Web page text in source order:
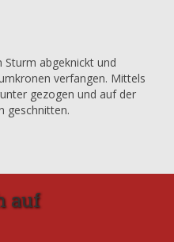
abgeknickt und
verfangen. Mittels
gezogen und auf der
geschnitten.
auf